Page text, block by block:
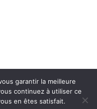
réservés
garantir la meilleure
continuez à utiliser ce
en êtes satisfait.